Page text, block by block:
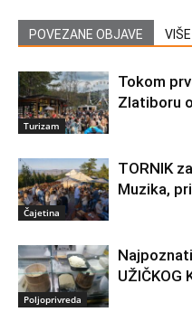
POVEZANE OBJAVE
Turizam
Tokom
Zlatiboru
Čajetina
TORNIK
Muzika,
Poljoprivreda
UŽIČKOG